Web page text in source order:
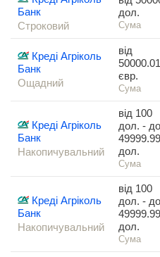
Банк
Строковий
дол.
Сума
Креді Агріколь
Банк
Ощадний
від
50000.01
євр.
Сума
Креді Агріколь
Банк
Накопичувальний
від 100
дол. - до
49999.99
дол.
Сума
Креді Агріколь
Банк
Накопичувальний
від 100
дол. - до
49999.99
дол.
Сума